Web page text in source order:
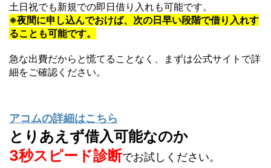
土日祝でも新規での即日借り入れも可能です。
※夜間に申し込んでおけば、次の日早い段階で借り入れす
ることも可能です。
急な出費だからと慌てることなく、まずは公式サイトで詳
細をご確認ください。
アコムの詳細はこちら
とりあえず借入可能なのか
3秒スピード診断でお試しください。